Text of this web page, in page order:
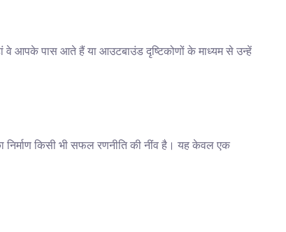
वे आपके पास आते हैं या आउटबाउंड दृष्टिकोणों के माध्यम से उन्हें
किसी भी सफल रणनीति की नींव है। यह केवल एक